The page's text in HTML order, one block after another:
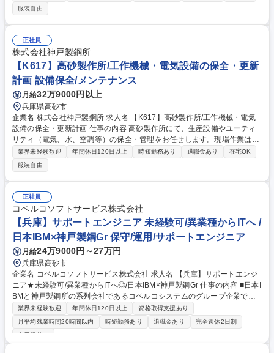
ールする、裁量の大きい仕事です。 (1)入社直後:担当製品群の受注～出荷
までの進捗・工程管理を担当。現場や営業、品質保証部門と連携し納期を
守ります。 (2)半年～1年後:グループ全体の取り纏めや生産計画の審査、
予算策定などへ幅を広げます。 (3)DX推進:従来の管理手法から脱却し、最
新システム導入による業務近代化プロジェクトにも参画可能。 (4)キャリ
ア:将来はグループリーダーやマネジメント、企画・営業へのローテもあり
ます。 募集職種 【S505】高砂/航空機用チタンの生産管理・工程管理スタ
ッフ
服装自由
正社員
株式会社神戸製鋼所
【K617】高砂製作所/工作機械・電気設備の保全・更新
計画 設備保全/メンテナンス
月給32万9000円以上
兵庫県高砂市
企業名 株式会社神戸製鋼所 求人名 【K617】高砂製作所/工作機械・電気
設備の保全・更新計画 仕事の内容 高砂製作所にて、生産設備やユーティ
リティ（電気、水、空調等）の保全・管理をお任せします。現場作業は専
門スタッフが担当するため、あなたは保全計画の立案、予算管理、更新工
事の監督業務がメインとなります (1)計画保全・故障対応の管理:実作業の
指示、進捗管理 (2)設備投資・更新計画の立案:老朽化した設備の更新や新
規導入の企画 (3)予算・外注管理:保全費用の管理、協力会社（工事会社）
との調整・折衝 (4)運転管理:ユーティリティ設備が正常に稼働しているか
のモニタリング 3つある担当区分（ユーティリティ/工作機械/生産設備）
を数年単位でローテーションし、設備管理のスペシャリストを目指せま
す。 募集職種 【K617】高砂製作所/工作機械・電気設備の保全・更新計画
業界未経験歓迎 年間休日120日以上 時短勤務あり 退職金あり
在宅OK
服装自由
正社員
コベルコソフトサービス株式会社
【兵庫】サポートエンジニア 未経験可/異業種からITへ /
日本IBM×神戸製鋼Gr 保守/運用/サポートエンジニア
月給24万9000円～27万円
兵庫県高砂市
企業名 コベルコソフトサービス株式会社 求人名 【兵庫】サポートエンジ
ニア★未経験可/異業種からITへ◎/日本IBM×神戸製鋼Gr 仕事の内容 ■日本I
BMと神戸製鋼所の系列会社であるコベルコシステムのグループ企業であ
る当社において、お客様拠点でPC保守・運用・ヘルプデスク業務をお任
せします！OJTにて先輩社員がサポートいたします。 【具体的には】■PC
利用方法、障害に関する問い合わせ対応 ■案件対応の計画、進捗管理、課
業界未経験歓迎 年間休日120日以上
資格取得支援あり
月平均残業時間20時間以内
時短勤務あり 退職金あり
完全週休2日制
土日祝休み